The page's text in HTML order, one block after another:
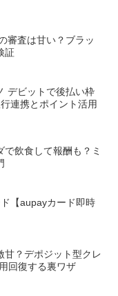
審査は甘い？ブラッ
証
デビットで後払い枠
連携とポイント活用
で飲食して報酬も？ミ
【aupayカード即時
甘？デポジット型クレ
回復する裏ワザ